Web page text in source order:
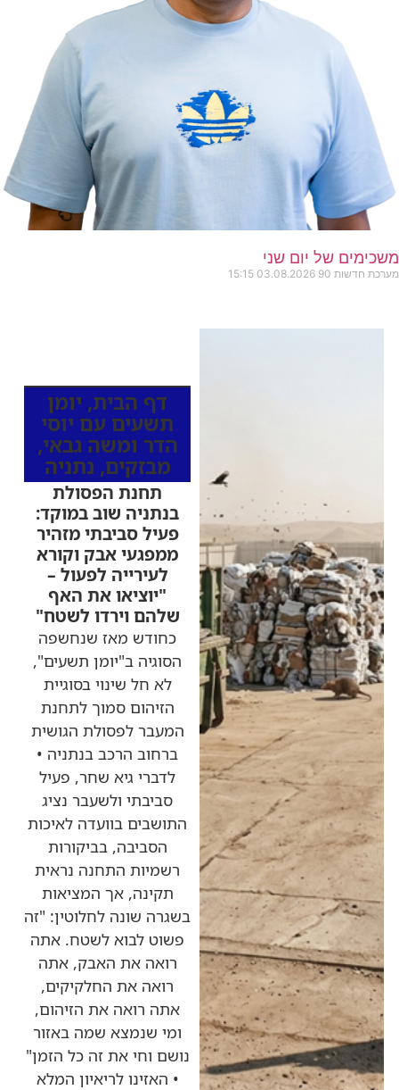
משכימים של יום שני
מערכת חדשות 90 03.08.2026
15:15
דף הבית, יומן
תשעים עם יוסי
הדר ומשה גבאי,
מבזקים, נתניה
תחנת הפסולת
בנתניה שוב במוקד:
פעיל סביבתי מזהיר
ממפגעי אבק וקורא
לעירייה לפעול –
"יוציאו את האף
שלהם וירדו לשטח"
כחודש מאז שנחשפה
הסוגיה ב"יומן תשעים",
לא חל שינוי בסוגיית
הזיהום סמוך לתחנת
המעבר לפסולת הגושית
ברחוב הרכב בנתניה •
לדברי גיא שחר, פעיל
סביבתי ולשעבר נציג
התושבים בוועדה לאיכות
הסביבה, בביקורות
רשמיות התחנה נראית
תקינה, אך המציאות
בשגרה שונה לחלוטין: "זה
פשוט לבוא לשטח. אתה
רואה את האבק, אתה
רואה את החלקיקים,
אתה רואה את הזיהום,
ומי שנמצא שמה באזור
נושם וחי את זה כל הזמן"
• האזינו לריאיון המלא